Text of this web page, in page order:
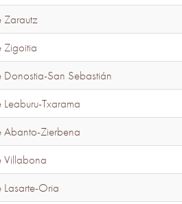
Zarautz
Zigoitia
Donostia-San Sebastián
Txarama
Abanto-Zierbena
Villabona
Lasarte-Oria